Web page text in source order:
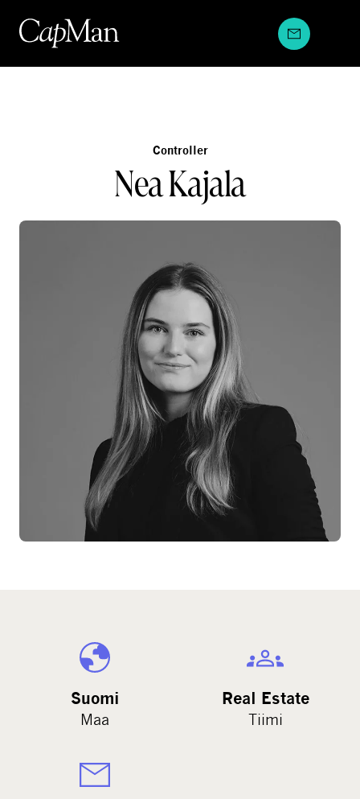
sisältöön
Controller
Nea Kajala
Suomi
Maa
Real Estate
Tiimi